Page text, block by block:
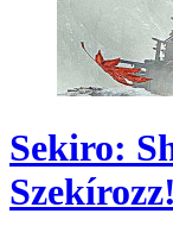
Sekiro:
Szekírozz!